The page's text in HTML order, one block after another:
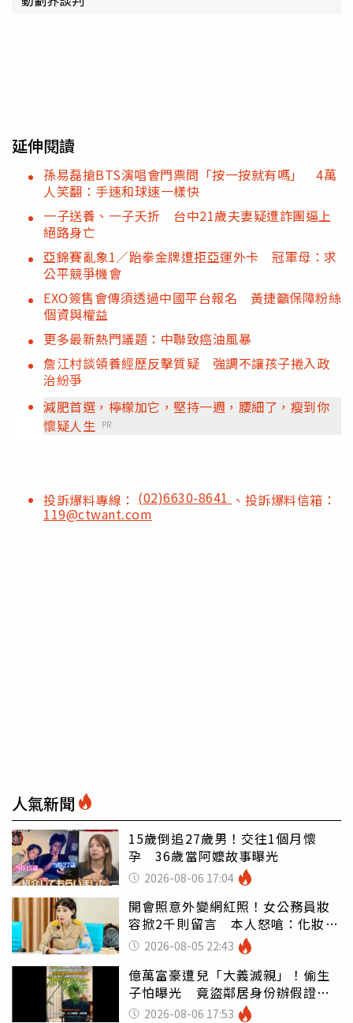
延伸閱讀
孫易磊搶BTS演唱會門票問「按一按就有嗎」 4萬
人笑翻：手速和球速一樣快
一子送養、一子夭折 台中21歲夫妻疑遭詐團逼上
絕路身亡
亞錦賽亂象1／跆拳金牌遭拒亞運外卡 冠軍母：求
公平競爭機會
EXO簽售會傳須透過中國平台報名 黃捷籲保障粉絲
個資與權益
更多最新熱門議題：中聯致癌油風暴
詹江村談領養經歷反擊質疑 強調不讓孩子捲入政
治紛爭
減肥首選，檸檬加它，堅持一週，腰細了，瘦到你
懷疑人生 PR
投訴爆料專線： (02)6630-8641 、投訴爆料信箱：
119@ctwant.com
人氣新聞
15歲倒追27歲男！交往1個月懷
孕 36歲當阿嬤故事曝光
2026-08-06 17:04
開會照意外變網紅照！女公務員妝
容掀2千則留言 本人怒嗆：化妝有
錯嗎2026-08-05 22:43
億萬富豪遭兒「大義滅親」！偷生
子怕曝光 竟盜鄰居身份辦假證落
戶 2026-08-06 17:53